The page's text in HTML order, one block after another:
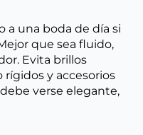
a una boda de día si
que sea fluido,
Evita brillos
rígidos y accesorios
verse elegante,